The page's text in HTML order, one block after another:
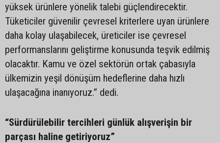
yüksek ürünlere yönelik talebi güçlendirecektir.
Tüketiciler güvenilir çevresel kriterlere uyan ürünlere
daha kolay ulaşabilecek, üreticiler ise çevresel
performanslarını geliştirme konusunda teşvik edilmiş
olacaktır. Kamu ve özel sektörün ortak çabasıyla
ülkemizin yeşil dönüşüm hedeflerine daha hızlı
ulaşacağına inanıyoruz.” dedi.
“Sürdürülebilir tercihleri günlük alışverişin bir
parçası haline getiriyoruz”